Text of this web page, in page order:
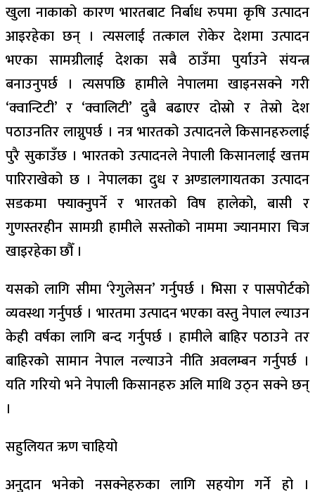
खुला नाकाको कारण भारतबाट निर्बाध रुपमा कृषि उत्पादन
आइरहेका छन् । त्यसलाई तत्काल रोकेर देशमा उत्पादन
भएका सामग्रीलाई देशका सबै ठाउँमा पुर्याउने संयन्त्र
बनाउनुपर्छ । त्यसपछि हामीले नेपालमा खाइनसक्ने गरी
‘क्वान्टिटी’ र ‘क्वालिटी’ दुबै बढाएर दोस्रो र तेस्रो देश
पठाउनतिर लाग्नुपर्छ । नत्र भारतको उत्पादनले किसानहरुलाई
पुरै सुकाउँछ । भारतको उत्पादनले नेपाली किसानलाई खत्तम
पारिराखेको छ । नेपालका दुध र अण्डालगायतका उत्पादन
सडकमा फ्याक्नुपर्ने र भारतको विष हालेको, बासी र
गुणस्तरहीन सामग्री हामीले सस्तोको नाममा ज्यानमारा चिज
खाइरहेका छौँ ।
यसको लागि सीमा ‘रेगुलेसन’ गर्नुपर्छ । भिसा र पासपोर्टको
व्यवस्था गर्नुपर्छ । भारतमा उत्पादन भएका वस्तु नेपाल ल्याउन
केही वर्षका लागि बन्द गर्नुपर्छ । हामीले बाहिर पठाउने तर
बाहिरको सामान नेपाल नल्याउने नीति अवलम्बन गर्नुपर्छ ।
यति गरियो भने नेपाली किसानहरु अलि माथि उठ्न सक्ने छन्
।
सहुलियत ऋण चाहियो
अनुदान भनेको नसक्नेहरुका लागि सहयोग गर्ने हो ।